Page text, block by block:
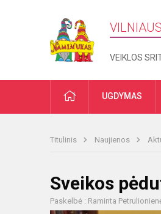
VEIKLOS
PRADŽIAUGDYMAS
Titulinis Naujienos
Sveikos
Paskelbė : Raminta